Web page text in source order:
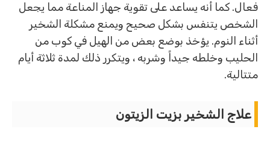
فعال. كما أنه يساعد على تقوية جهاز المناعة مما يجعل
الشخص يتنفس بشكل صحيح ويمنع مشكلة الشخير
أثناء النوم. يؤخذ بوضع بعض من الهيل في كوب من
الحليب وخلطه جيداً وشربه ، ويتكرر ذلك لمدة ثلاثة أيام
متتالية.
علاج الشخير بزيت الزيتون